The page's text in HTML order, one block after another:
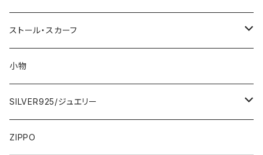
2000円
3000円
5000円
7000円
インポートワンピース
ロング・マキシ
ひざ・ミディ
トップス・カーディガン・アウター
カーディガン
イタリア製ジャケット
スカート・パンツ
ストール・スカーフ
大判ストール・ロングスカーフ
小さめスカーフ
コットンストール・スカーフ
小物
SILVER925/ジュエリー
指輪・リング
ZIPPO